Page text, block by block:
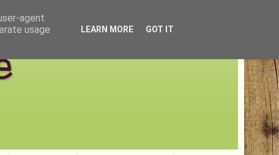
agent
usage
LEARN MORE GOT IT